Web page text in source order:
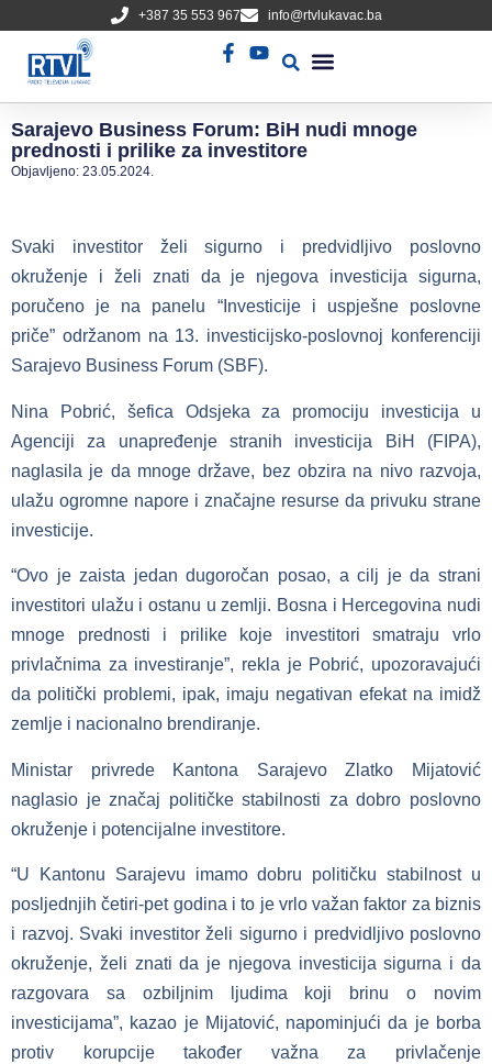
+387 35 553 967 info@rtvlukavac.ba
Sarajevo Business Forum: BiH nudi mnoge
prednosti i prilike za investitore
Objavljeno: 23.05.2024.
Svaki investitor želi sigurno i predvidljivo poslovno
okruženje i želi znati da je njegova investicija sigurna,
poručeno je na panelu “Investicije i uspješne poslovne
priče” održanom na 13. investicijsko-poslovnoj konferenciji
Sarajevo Business Forum (SBF).
Nina Pobrić, šefica Odsjeka za promociju investicija u
Agenciji za unapređenje stranih investicija BiH (FIPA),
naglasila je da mnoge države, bez obzira na nivo razvoja,
ulažu ogromne napore i značajne resurse da privuku strane
investicije.
“Ovo je zaista jedan dugoročan posao, a cilj je da strani
investitori ulažu i ostanu u zemlji. Bosna i Hercegovina nudi
mnoge prednosti i prilike koje investitori smatraju vrlo
privlačnima za investiranje”, rekla je Pobrić, upozoravajući
da politički problemi, ipak, imaju negativan efekat na imidž
zemlje i nacionalno brendiranje.
Ministar privrede Kantona Sarajevo Zlatko Mijatović
naglasio je značaj političke stabilnosti za dobro poslovno
okruženje i potencijalne investitore.
“U Kantonu Sarajevu imamo dobru političku stabilnost u
posljednjih četiri-pet godina i to je vrlo važan faktor za biznis
i razvoj. Svaki investitor želi sigurno i predvidljivo poslovno
okruženje, želi znati da je njegova investicija sigurna i da
razgovara sa ozbiljnim ljudima koji brinu o novim
investicijama”, kazao je Mijatović, napominjući da je borba
protiv korupcije također važna za privlačenje